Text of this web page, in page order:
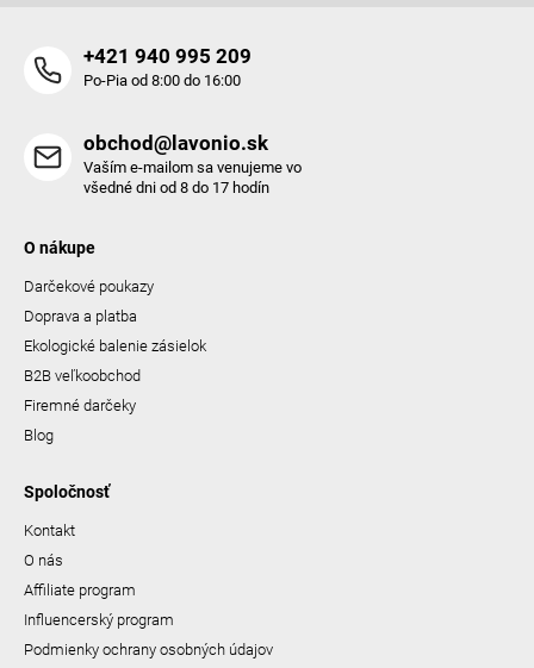
+421 940 995 209
Po-Pia od 8:00 do 16:00
obchod@lavonio.sk
Vaším e-mailom sa venujeme vo
všedné dni od 8 do 17 hodín
O nákupe
Darčekové poukazy
Doprava a platba
Ekologické balenie zásielok
B2B veľkoobchod
Firemné darčeky
Blog
Spoločnosť
Kontakt
O nás
Affiliate program
Influencerský program
Podmienky ochrany osobných údajov